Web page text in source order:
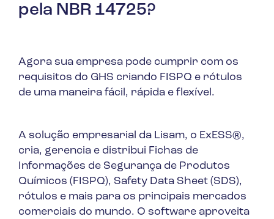
pela NBR 14725?
Agora sua empresa pode cumprir com os
requisitos do GHS criando FISPQ e rótulos
de uma maneira fácil, rápida e flexível.
A solução empresarial da Lisam, o ExESS®,
cria, gerencia e distribui Fichas de
Informações de Segurança de Produtos
Químicos (FISPQ), Safety Data Sheet (SDS),
rótulos e mais para os principais mercados
comerciais do mundo. O software aproveita